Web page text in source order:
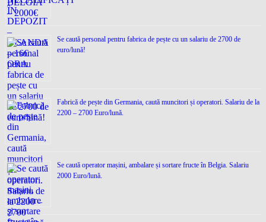
Se caută personal pentru fabrica de pește cu un salariu de 2700 de
euro/lună!
Fabrică de pește din Germania, caută muncitori și operatori. Salariu de la
2200 – 2700 Euro/lună.
Se caută operator mașini, ambalare și sortare fructe în Belgia. Salariu
2000 Euro/lună.